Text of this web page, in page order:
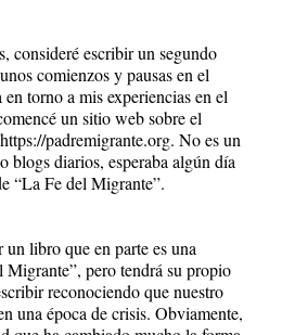
consideré escribir un segundo
comienzos y pausas en el
torno a mis experiencias en el
un sitio web sobre el
padremigrante.org. No es un
blogs diarios, esperaba algún día
“La Fe del Migrante”.
un libro que en parte es una
Migrante”, pero tendrá su propio
reconociendo que nuestro
una época de crisis. Obviamente,